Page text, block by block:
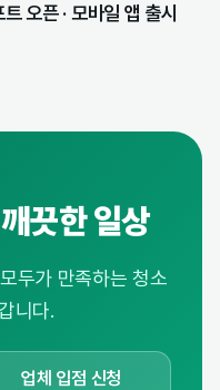
오픈 · 모바일 앱 출시
끗한 일상
두가 만족하는 청소
니다.
업체 입점 신청